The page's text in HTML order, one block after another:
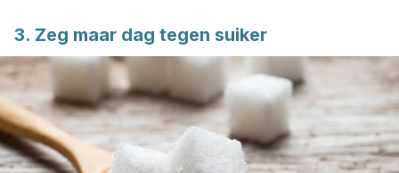
3. Zeg maar dag tegen suiker